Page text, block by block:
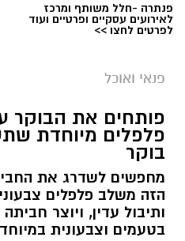
פנתרה -חלל משותף ומרכז
לאירועים עסקיים ופרטיים ועוד
לפרטים לחצו >>
פנאי ואוכל
פותחים את הבוקר
פלפלים מיוחדת
בוקר
מחפשים לשדרג את
הזה משלב פלפלים
ותיבול עדין, ויוצר
בטעמים וצבעונית